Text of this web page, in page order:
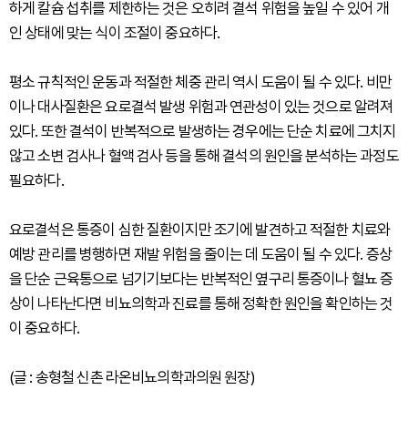
하게 칼슘 섭취를 제한하는 것은 오히려 결석 위험을 높일 수 있어 개
인 상태에 맞는 식이 조절이 중요하다.
평소 규칙적인 운동과 적절한 체중 관리 역시 도움이 될 수 있다. 비만
이나 대사질환은 요로결석 발생 위험과 연관성이 있는 것으로 알려져
있다. 또한 결석이 반복적으로 발생하는 경우에는 단순 치료에 그치지
않고 소변 검사나 혈액 검사 등을 통해 결석의 원인을 분석하는 과정도
필요하다.
요로결석은 통증이 심한 질환이지만 조기에 발견하고 적절한 치료와
예방 관리를 병행하면 재발 위험을 줄이는 데 도움이 될 수 있다. 증상
을 단순 근육통으로 넘기기보다는 반복적인 옆구리 통증이나 혈뇨 증
상이 나타난다면 비뇨의학과 진료를 통해 정확한 원인을 확인하는 것
이 중요하다.
(글 : 송형철 신촌 라온비뇨의학과의원 원장)